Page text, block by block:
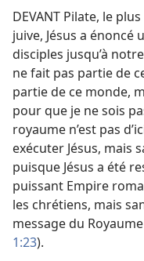
DEVANT Pilate, le
juive, Jésus a énoncé
disciples jusqu’à
ne fait pas partie de
partie de ce monde,
pour que je ne sois
royaume n’est pas
exécuter Jésus, mais
puisque Jésus a été
puissant Empire
les chrétiens, mais
message du
1:23).